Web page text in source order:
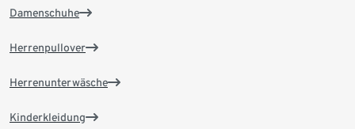
Damenschuhe
Herrenpullover
Herrenunterwäsche
Kinderkleidung